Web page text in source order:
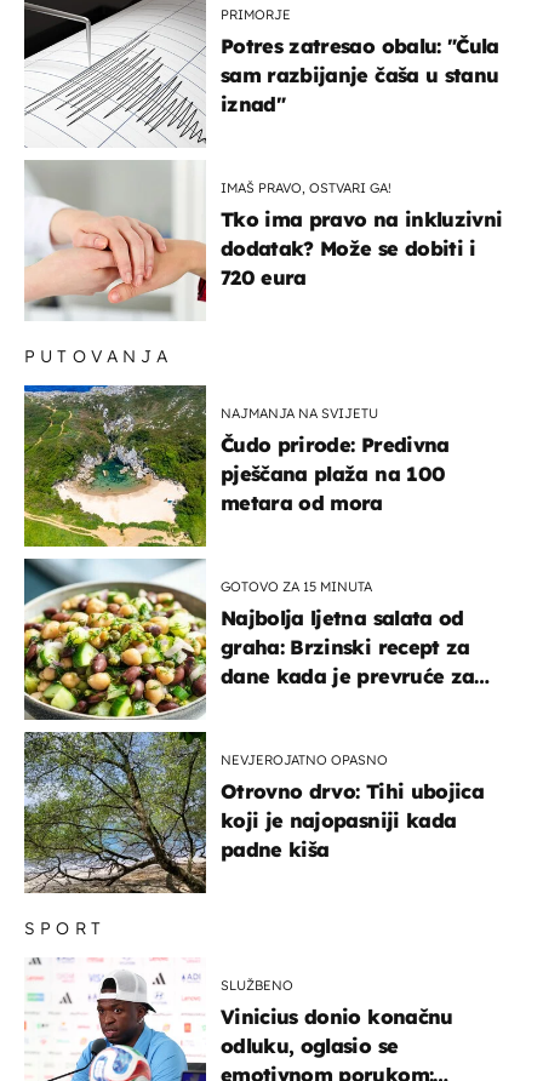
PRIMORJE
Potres zatresao obalu: "Čula
sam razbijanje čaša u stanu
iznad"
IMAŠ PRAVO, OSTVARI GA!
Tko ima pravo na inkluzivni
dodatak? Može se dobiti i
720 eura
SPORT
SLUŽBENO
Vinicius donio konačnu
odluku, oglasio se
emotivnom porukom:
PUTOVANJA
NAJMANJA NA SVIJETU
Čudo prirode: Predivna
pješčana plaža na 100
metara od mora
GOTOVO ZA 15 MINUTA
Najbolja ljetna salata od
graha: Brzinski recept za
dane kada je prevruće za
NEVJEROJATNO OPASNO
Otrovno drvo: Tihi ubojica
koji je najopasniji kada
padne kiša